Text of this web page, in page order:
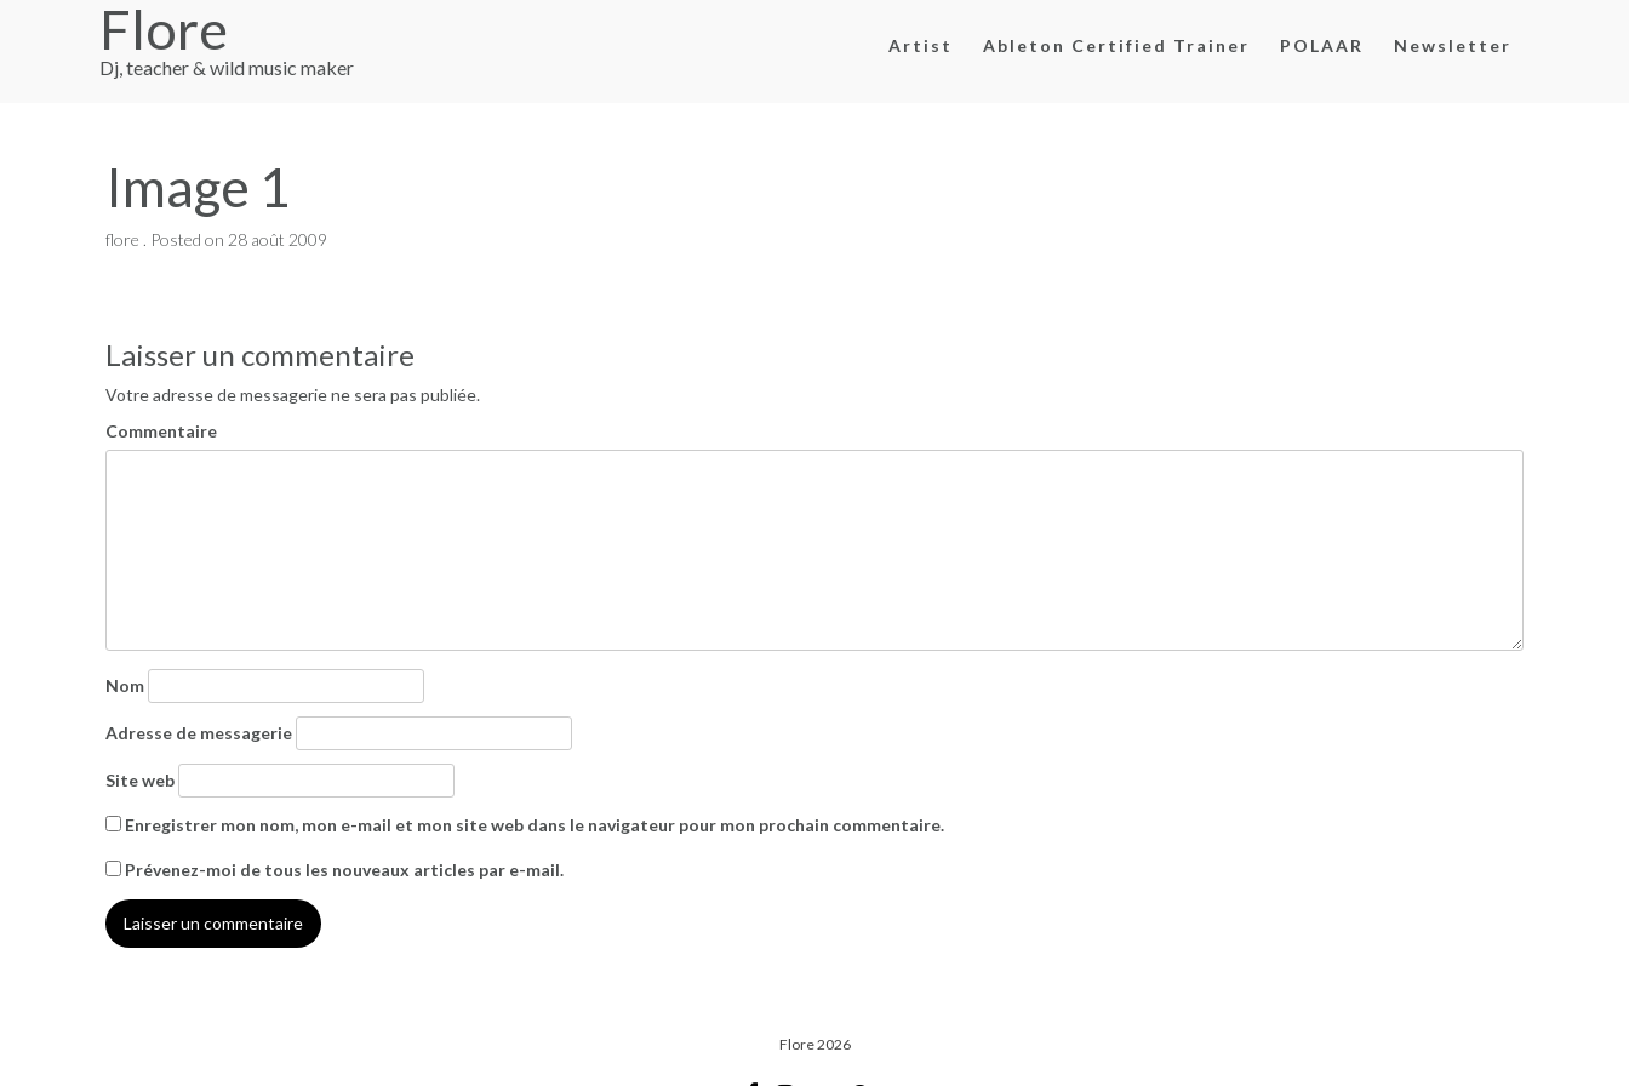
Flore
Dj, teacher & wild music maker
Artist Ableton Certified Trainer POLAAR Newsletter
Image 1
flore . Posted on 28 août 2009
de
l’article
Laisser un commentaire
Votre adresse de messagerie ne sera pas publiée.
Commentaire
Nom
Adresse de messagerie
Site web
Enregistrer mon nom, mon e-mail et mon site web dans le navigateur pour mon prochain commentaire.
Prévenez-moi de tous les nouveaux articles par e-mail.
Flore 2026